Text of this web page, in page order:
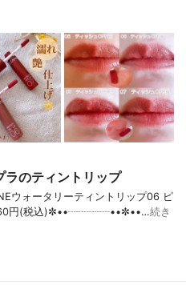
ラのティントリップ
ウォータリーティントリップ06 ピ
円(税込)✼••┈┈┈┈••✼••…続き